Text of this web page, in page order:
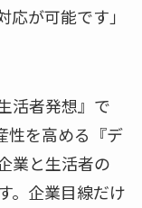
が可能です」
活者発想』で
性を高める『デ
業と生活者の
。企業目線だけ